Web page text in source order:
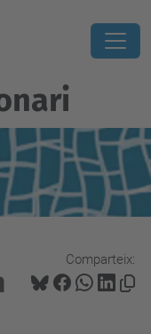
Comparteix: